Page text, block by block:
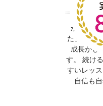
「発音が
から英語
た」など
成長がし
す。 続け
すいレッ
自信も